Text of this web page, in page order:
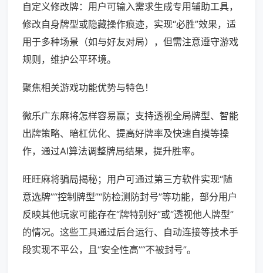
自定义修改牌：用户可输入需求生成专用辅助工具，
修改自身牌型或隐藏操作痕迹，实现“必胜”效果，适
用于多种场景（如与好友对局），但需注意遵守游戏
规则，维护公平环境。
聚焦相关游戏功能优势与特色！
微乐广东麻将怎样容易赢；支持透视全局牌型、智能
出牌策略、暗杠优化、提高好牌率及快速自摸等操
作，通过AI算法调整牌局结果，提升胜率。
旺旺麻将骗局揭秘；用户可通过第三方软件实现“随
意选牌”“控制牌型”“防检测防封号”等功能，部分用户
反映其他玩家可能存在“牌特别好”或“透视他人牌型”
的情况。这些工具通过后台运行、自动连接等技术手
段实现不平公，且“安全性高”“不被封号”。